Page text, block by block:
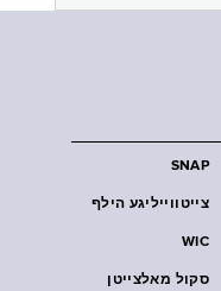
SNAP
צייטווייליגע הילף
WIC
סקול מאלצייטן